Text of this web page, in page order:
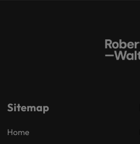
Sitemap
Home